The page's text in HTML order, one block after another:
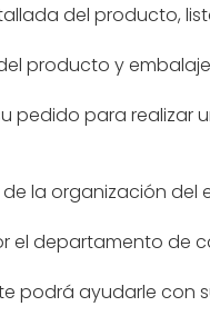
del producto,
producto y
pedido para realizar
la organización del
el departamento de
podrá ayudarle con